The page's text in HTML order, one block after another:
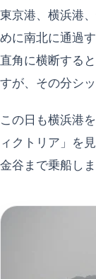
東京港、横浜港
めに南北に通過
直角に横断する
すが、その分シ
この日も横浜港
ィクトリア」を
金谷まで乗船しま